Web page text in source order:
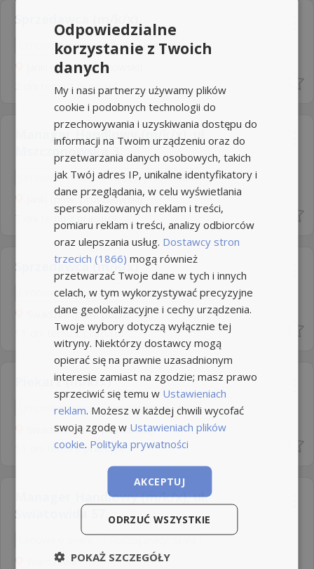
Sprzedawca (m/k/x)
Umowa o pracę Rodzaj pracy: Stała
Janki (pow. pruszkowski)
2 dni temu zpracuj.pl
Manager Handlowy (m/k/x)​, ul.
Mszczonowska 3...
Umowa o pracę Rodzaj pracy: Stała
Janki (pow. pruszkowski)
7 dni temu z
pracuj.pl
Sprzedawca (m/k/x)
Umowa o pracę Rodzaj pracy: Stała
Swadzim (pow. poznański)
11 dni temu zpracuj.pl
Piekarz (m/k/x)
Umowa o pracę Rodzaj pracy: Stała
Swadzim (pow. poznański)
11 dni temu zpracuj.pl
Manager Handlowy (m/k/x)​, ul.
Światowida 57...
Umowa o pracę Rodzaj pracy: Stała
Warszawa
Odpowiedzialne
korzystanie z Twoich
danych
My i nasi partnerzy używamy plików
cookie i podobnych technologii do
przechowywania i uzyskiwania dostępu do
informacji na Twoim urządzeniu oraz do
przetwarzania danych osobowych, takich
jak Twój adres IP, unikalne identyfikatory i
dane przeglądania, w celu wyświetlania
spersonalizowanych reklam i treści,
pomiaru reklam i treści, analizy odbiorców
oraz ulepszania usług. Dostawcy stron
trzecich (1866) mogą również
przetwarzać Twoje dane w tych i innych
celach, w tym wykorzystywać precyzyjne
dane geolokalizacyjne i cechy urządzenia.
Twoje wybory dotyczą wyłącznie tej
witryny. Niektórzy dostawcy mogą
opierać się na prawnie uzasadnionym
interesie zamiast na zgodzie; masz prawo
sprzeciwić się temu w Ustawieniach
reklam. Możesz w każdej chwili wycofać
swoją zgodę w Ustawieniach plików
cookie. Polityka prywatności
AKCEPTUJ
ODRZUĆ WSZYSTKIE
POKAŻ SZCZEGÓŁY